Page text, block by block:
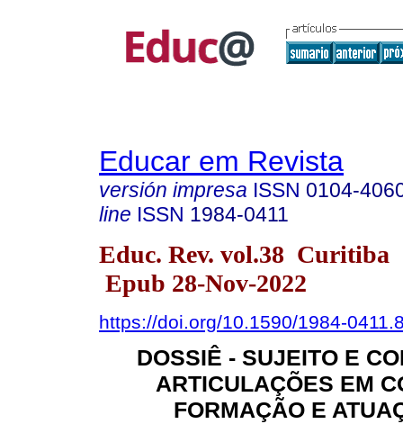
Educar em Revista
versión impresa ISSN 0104-
line ISSN 1984-0411
Educ. Rev. vol.38 Curitiba
Epub 28-Nov-2022
https://doi.org/10.1590/1984-
DOSSIÊ - SUJEITO E
ARTICULAÇÕES EM
FORMAÇÃO E